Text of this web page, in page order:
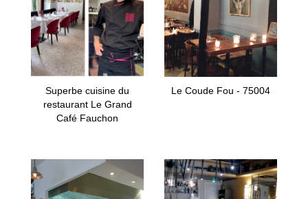
Superbe cuisine du
restaurant Le Grand
Café Fauchon
Le Coude Fou - 75004